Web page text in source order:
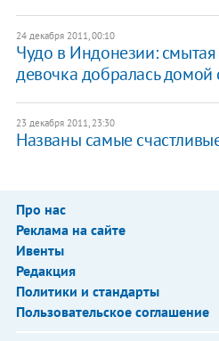
24 декабря 2011, 00:10
Чудо в Индонезии:
девочка добралась домой
23 декабря 2011, 23:30
Названы самые
Про нас
Реклама на сайте
Ивенты
Редакция
Политики и стандарты
Пользовательское соглашение